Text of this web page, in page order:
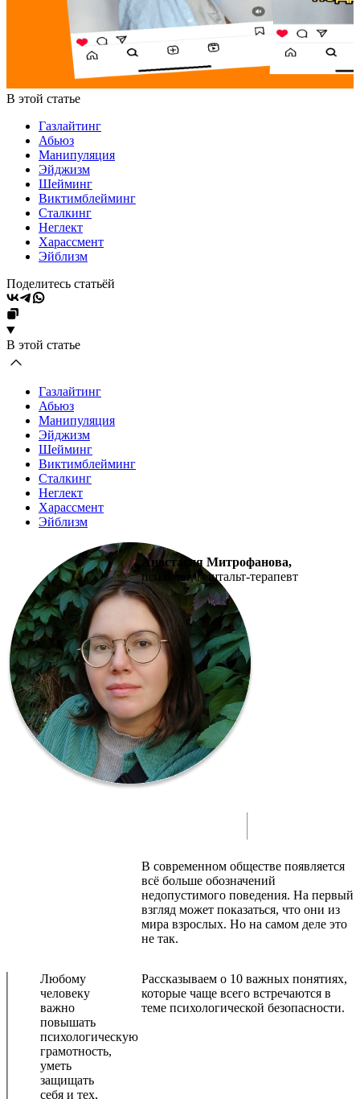
В этой статье
Газлайтинг
Абьюз
Манипуляция
Эйджизм
Шейминг
Виктимблейминг
Сталкинг
Неглект
Харассмент
Эйблизм
Поделитесь статьёй
В этой статье
Газлайтинг
Абьюз
Манипуляция
Эйджизм
Шейминг
Виктимблейминг
Сталкинг
Неглект
Харассмент
Эйблизм
Анастасия Митрофанова,
психолог, гештальт-терапевт
В современном обществе появляется
всё больше обозначений
недопустимого поведения. На первый
взгляд может показаться, что они из
мира взрослых. Но на самом деле это
не так.
Любому
человеку
важно
повышать
психологическую
грамотность,
уметь
защищать
себя и тех,
Рассказываем о 10 важных понятиях,
которые чаще всего встречаются в
теме психологической безопасности.